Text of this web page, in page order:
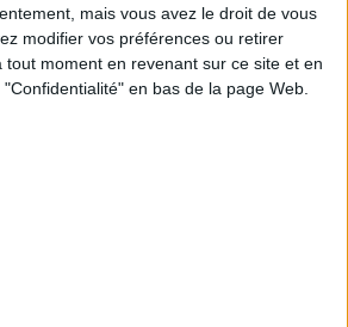
mais vous avez le droit de vous
modifier vos préférences ou retirer
moment en revenant sur ce site et en
en bas de la page Web.
POUR UN WEEK-END SPA ET GASTRONOMIE